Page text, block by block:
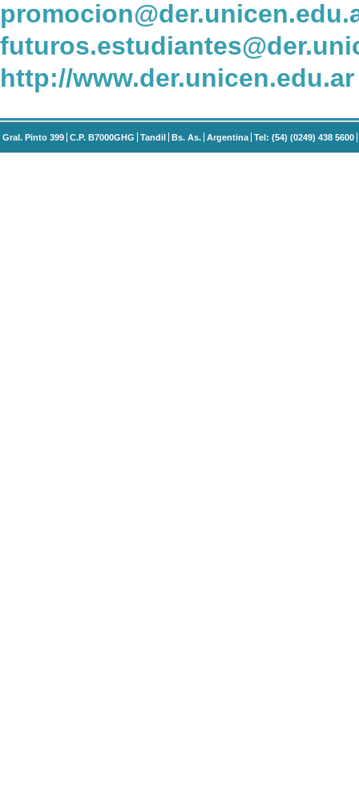
http://www.der.unicen.edu.ar
Gral. Pinto 399 C.P. B7000GHG Tandil Bs. As. Argentina Tel: (54) (0249) 438 5600